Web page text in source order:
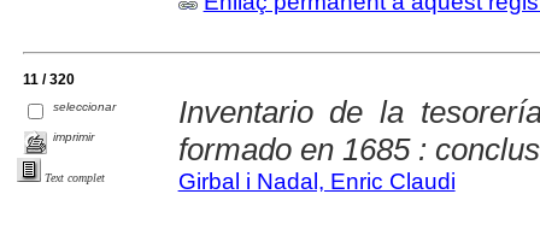
11 / 320
seleccionar
imprimir
Text complet
Inventario de la
formado en 1685 :
Girbal i Nadal, Enric Claudi